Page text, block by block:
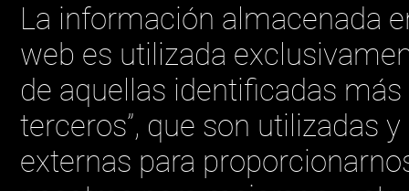
La información almacenada
web es utilizada
de aquellas identificadas
terceros”, que son utilizadas
externas para